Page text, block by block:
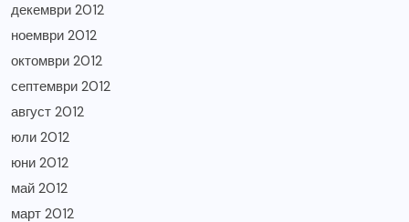
декември 2012
ноември 2012
октомври 2012
септември 2012
август 2012
юли 2012
юни 2012
май 2012
март 2012